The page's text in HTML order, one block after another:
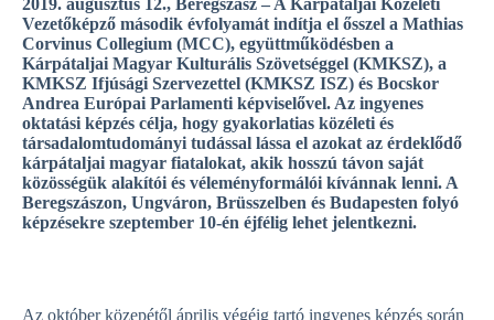
2019. augusztus 12., Beregszász – A Kárpátaljai Közéleti
Vezetőképző második évfolyamát indítja el ősszel a Mathias
Corvinus Collegium (MCC), együttműködésben a
Kárpátaljai Magyar Kulturális Szövetséggel (KMKSZ), a
KMKSZ Ifjúsági Szervezettel (KMKSZ ISZ) és Bocskor
Andrea Európai Parlamenti képviselővel. Az ingyenes
oktatási képzés célja, hogy gyakorlatias közéleti és
társadalomtudományi tudással lássa el azokat az érdeklődő
kárpátaljai magyar fiatalokat, akik hosszú távon saját
közösségük alakítói és véleményformálói kívánnak lenni. A
Beregszászon, Ungváron, Brüsszelben és Budapesten folyó
képzésekre szeptember 10-én éjfélig lehet jelentkezni.
Az október közepétől április végéig tartó ingyenes képzés során